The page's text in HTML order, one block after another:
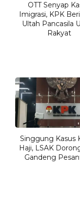
OTT Senyap
Imigrasi, KPK
Ultah Pancasila
Rakyat
Singgung Kasus
Haji, LSAK
Gandeng